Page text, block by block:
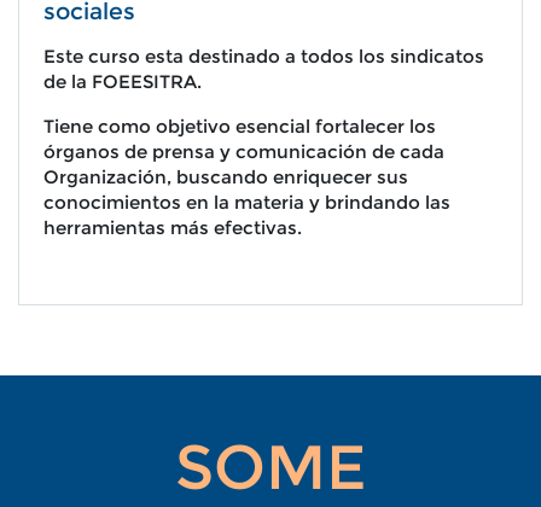
sociales
Este curso esta destinado a todos los sindicatos
de la FOEESITRA.
Tiene como objetivo esencial fortalecer los
órganos de prensa y comunicación de cada
Organización, buscando enriquecer sus
conocimientos en la materia y brindando las
herramientas más efectivas.
SOME